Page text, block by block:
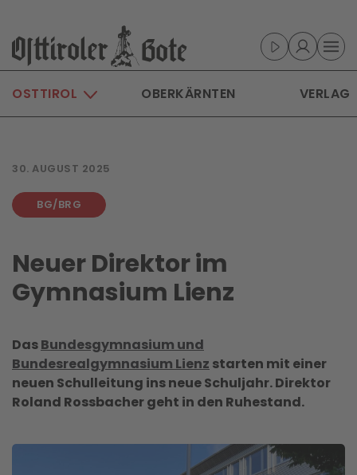
Skip to main content
OSTTIROL OBERKÄRNTEN VERLAG
30. AUGUST 2025
BG/BRG
Neuer Direktor im
Gymnasium Lienz
DasBundesgymnasium und
Bundesrealgymnasium Lienz starten mit einer
neuen Schulleitung ins neue Schuljahr. Direktor
Roland Rossbachergeht in den Ruhestand.